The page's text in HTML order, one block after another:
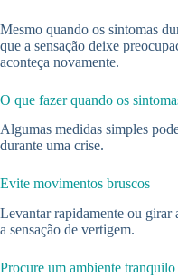
Mesmo quando os sintomas
que a sensação deixe
aconteça novamente.
O que fazer quando os
Algumas medidas simples
durante uma crise.
Evite movimentos bruscos
Levantar rapidamente ou girar
a sensação de vertigem.
Procure um ambiente tranquilo